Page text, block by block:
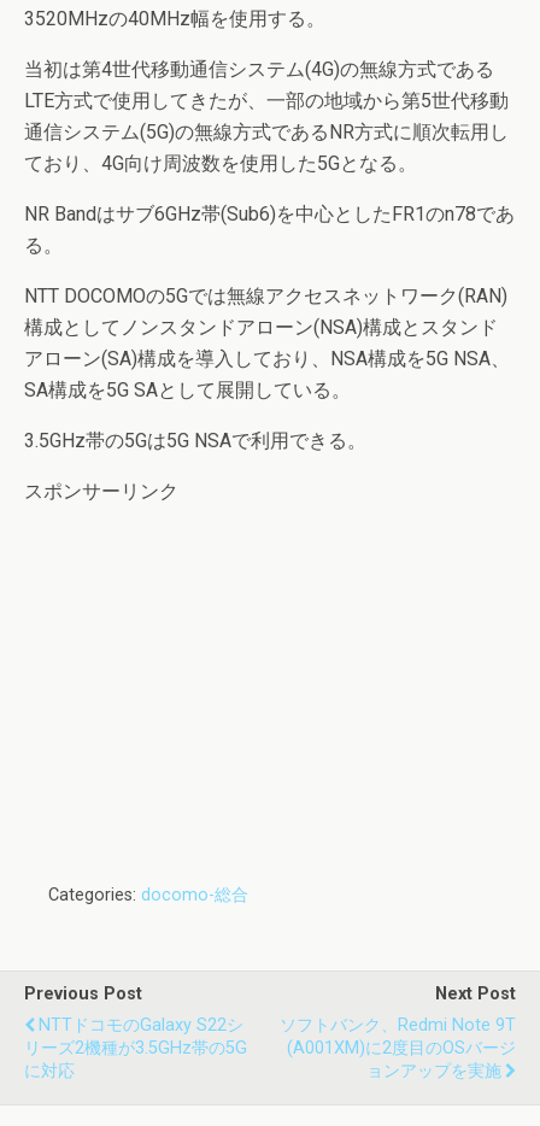
3520MHzの40MHz幅を使用する。
当初は第4世代移動通信システム(4G)の無線方式である
LTE方式で使用してきたが、一部の地域から第5世代移動
通信システム(5G)の無線方式であるNR方式に順次転用し
ており、4G向け周波数を使用した5Gとなる。
NR Bandはサブ6GHz帯(Sub6)を中心としたFR1のn78であ
る。
NTT DOCOMOの5Gでは無線アクセスネットワーク(RAN)
構成としてノンスタンドアローン(NSA)構成とスタンド
アローン(SA)構成を導入しており、NSA構成を5G NSA、
SA構成を5G SAとして展開している。
3.5GHz帯の5Gは5G NSAで利用できる。
スポンサーリンク
Categories: docomo-総合
Previous Post
NTTドコモのGalaxy S22シ
リーズ2機種が3.5GHz帯の5G
に対応
Next Post
ソフトバンク、Redmi Note 9T
(A001XM)に2度目のOSバージ
ョンアップを実施